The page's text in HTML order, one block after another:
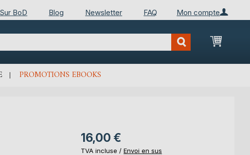
Mon compte
Sur BoD Blog Newsletter FAQ
Mon
PROMOTIONS EBOOKS
16,00 €
TVA incluse / Envoi en sus